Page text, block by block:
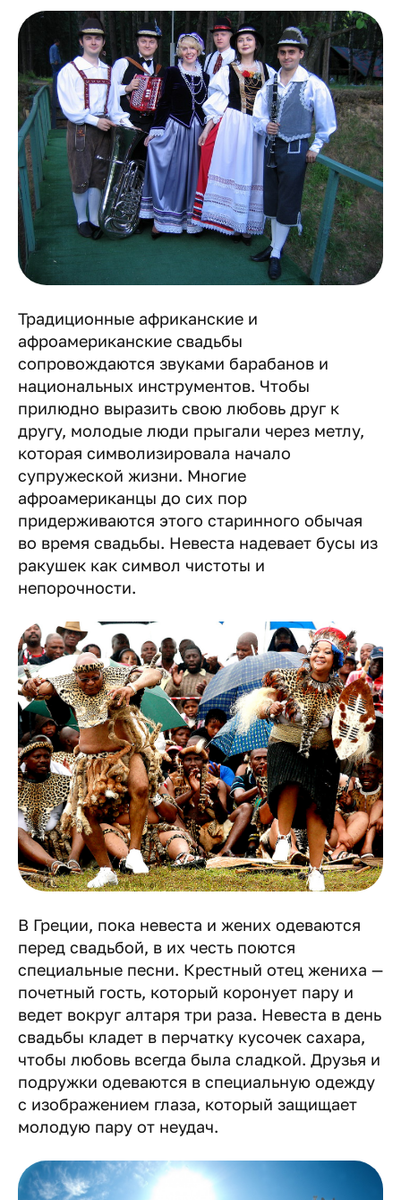
Традиционные африканские и
афроамериканские свадьбы
сопровождаются звуками барабанов и
национальных инструментов. Чтобы
прилюдно выразить свою любовь друг к
другу, молодые люди прыгали через метлу,
которая символизировала начало
супружеской жизни. Многие
афроамериканцы до сих пор
придерживаются этого старинного обычая
во время свадьбы. Невеста надевает бусы из
ракушек как символ чистоты и
непорочности.
В Греции, пока невеста и жених одеваются
перед свадьбой, в их честь поются
специальные песни. Крестный отец жениха —
почетный гость, который коронует пару и
ведет вокруг алтаря три раза. Невеста в день
свадьбы кладет в перчатку кусочек сахара,
чтобы любовь всегда была сладкой. Друзья и
подружки одеваются в специальную одежду
с изображением глаза, который защищает
молодую пару от неудач.